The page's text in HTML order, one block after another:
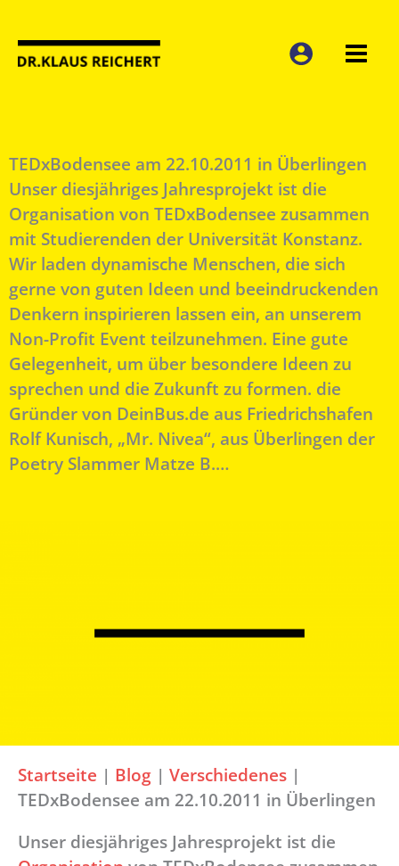
Inhalt
springen
TEDxBodensee am 22.10.2011 in Überlingen
Unser diesjähriges Jahresprojekt ist die
Organisation von TEDxBodensee zusammen
mit Studierenden der Universität Konstanz.
Wir laden dynamische Menschen, die sich
gerne von guten Ideen und beeindruckenden
Denkern inspirieren lassen ein, an unserem
Non-Profit Event teilzunehmen. Eine gute
Gelegenheit, um über besondere Ideen zu
sprechen und die Zukunft zu formen. die
Gründer von DeinBus.de aus Friedrichshafen
Rolf Kunisch, „Mr. Nivea“, aus Überlingen der
Poetry Slammer Matze B.…
Startseite | Blog | Verschiedenes |
TEDxBodensee am 22.10.2011 in Überlingen
Unser diesjähriges Jahresprojekt ist die